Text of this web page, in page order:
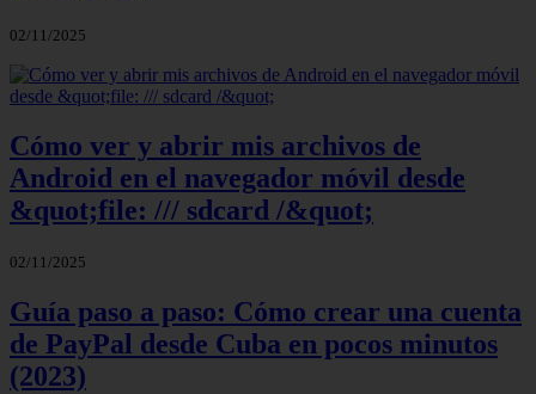
02/11/2025
Cómo ver y abrir mis archivos de
Android en el navegador móvil desde
&quot;file: /// sdcard /&quot;
02/11/2025
Guía paso a paso: Cómo crear una cuenta
de PayPal desde Cuba en pocos minutos
(2023)